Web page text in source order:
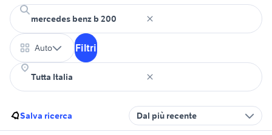
Auto Filtri
Salva ricerca Dal più recente